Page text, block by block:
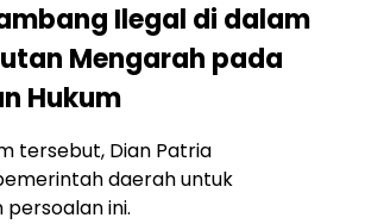
Ilegal di dalam
Mengarah pada
Hukum
tersebut, Dian Patria
daerah untuk
ini.